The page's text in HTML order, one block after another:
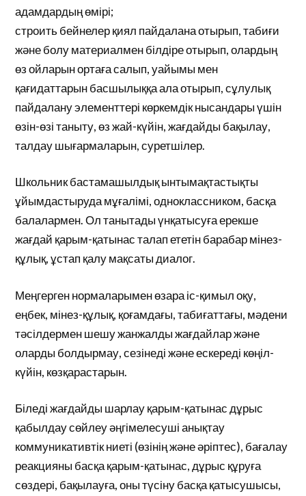
адамдардың өмірі;
строить бейнелер қиял пайдалана отырып, табиғи
және болу материалмен білдіре отырып, олардың
өз ойларын ортаға салып, уайымы мен
қағидаттарын басшылыққа ала отырып, сұлулық
пайдалану элементтері көркемдік нысандары үшін
өзін-өзі таныту, өз жай-күйін, жағдайды бақылау,
талдау шығармаларын, суретшілер.
Школьник бастамашылдық ынтымақтастықты
ұйымдастыруда мұғалімі, одноклассником, басқа
балалармен. Ол танытады үнқатысуға ерекше
жағдай қарым-қатынас талап ететін барабар мінез-
құлық, ұстап қалу мақсаты диалог.
Меңгерген нормаларымен өзара іс-қимыл оқу,
еңбек, мінез-құлық, қоғамдағы, табиғаттағы, мәдени
тәсілдермен шешу жанжалды жағдайлар және
оларды болдырмау, сезінеді және ескереді көңіл-
күйін, көзқарастарын.
Біледі жағдайды шарлау қарым-қатынас дұрыс
қабылдау сөйлеу әңгімелесуші анықтау
коммуникативтік ниеті (өзінің және әріптес), бағалау
реакцияны басқа қарым-қатынас, дұрыс құруға
сөздері, бақылауға, оны түсіну басқа қатысушысы,